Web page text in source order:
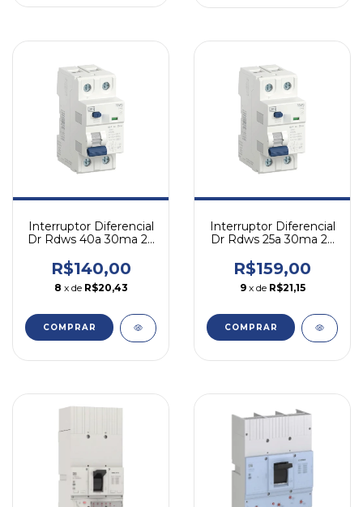
Interruptor Diferencial
Dr Rdws 40a 30ma 2p
R$140,00
8 x de R$20,43
COMPRAR
Interruptor Diferencial
Dr Rdws 25a 30ma 2p
R$159,00
9 x de R$21,15
COMPRAR